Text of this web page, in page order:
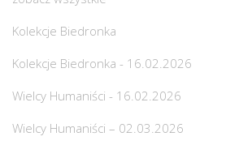
Kolekcje Biedronka
Kolekcje Biedronka - 16.02.2026
Wielcy Humaniści - 16.02.2026
Wielcy Humaniści – 02.03.2026